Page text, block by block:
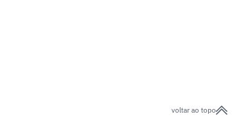
voltar ao topo